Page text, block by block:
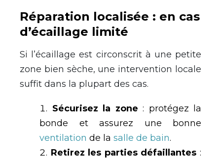
Réparation localisée : en cas
d’écaillage limité
Si l’écaillage est circonscrit à une petite
zone bien sèche, une intervention locale
suffit dans la plupart des cas.
Sécurisez la zone : protégez la
bonde et assurez une bonne
ventilation de la salle de bain.
Retirez les parties défaillantes :